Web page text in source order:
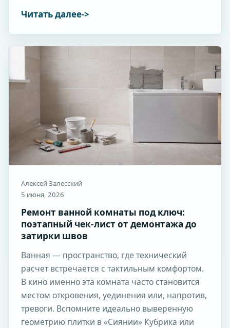
Читать далее
Алексей Залесский
5 июня, 2026
Ремонт ванной комнаты под ключ:
поэтапный чек-лист от демонтажа до
затирки швов
Ванная — пространство, где технический
расчет встречается с тактильным комфортом.
В кино именно эта комната часто становится
местом откровения, уединения или, напротив,
тревоги. Вспомните идеально выверенную
геометрию плитки в «Сиянии» Кубрика или